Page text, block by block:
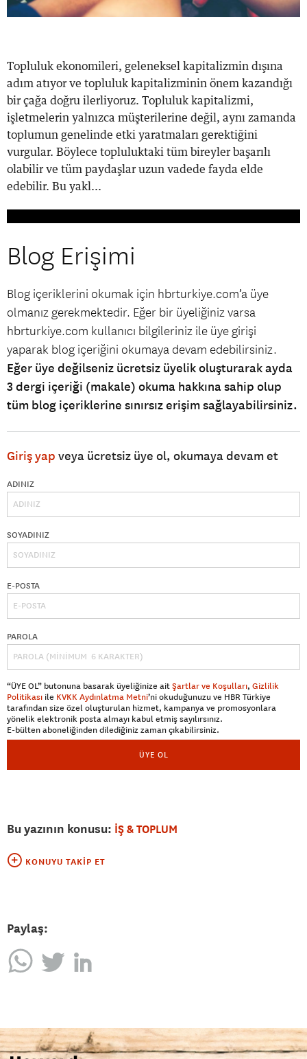
Topluluk ekonomileri, geleneksel kapitalizmin dışına
adım atıyor ve topluluk kapitalizminin önem kazandığı
bir çağa doğru ilerliyoruz. Topluluk kapitalizmi,
işletmelerin yalnızca müşterilerine değil, aynı zamanda
toplumun genelinde etki yaratmaları gerektiğini
vurgular. Böylece topluluktaki tüm bireyler başarılı
olabilir ve tüm paydaşlar uzun vadede fayda elde
edebilir. Bu yakl...
Blog Erişimi
Blog içeriklerini okumak için hbrturkiye.com’a üye
olmanız gerekmektedir. Eğer bir üyeliğiniz varsa
hbrturkiye.com kullanıcı bilgileriniz ile üye girişi
yaparak blog içeriğini okumaya devam edebilirsiniz.
Eğer üye değilseniz ücretsiz üyelik oluşturarak ayda
3 dergi içeriği (makale) okuma hakkına sahip olup
tüm blog içeriklerine sınırsız erişim sağlayabilirsiniz.
Giriş yap veya ücretsiz üye ol, okumaya devam et
ADINIZ
SOYADINIZ
E-POSTA
PAROLA
“ÜYE OL” butonuna basarak üyeliğinize aitŞartlar ve Koşulları, Gizlilik
Politikası ile KVKK Aydınlatma Metni’ni okuduğunuzu ve HBR Türkiye
tarafından size özel oluşturulan hizmet, kampanya ve promosyonlara
yönelik elektronik posta almayı kabul etmiş sayılırsınız.
E-bülten aboneliğinden dilediğiniz zaman çıkabilirsiniz.
ÜYE OL
Bu yazının konusu: İŞ & TOPLUM
KONUYU TAKIP ET
Paylaş: